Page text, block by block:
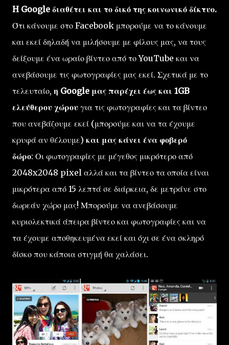
H Google διαθέτει και το δικό της κοινωνικό δίκτυο.
Ότι κάνουμε στο Facebook μπορούμε να το κάνουμε
και εκεί δηλαδή να μιλήσουμε με φίλους μας, να τους
δείξουμε ένα ωραίο βίντεο από το YouTube και να
ανεβάσουμε τις φωτογραφίες μας εκεί. Σχετικά με το
τελευταίο, η Google μας παρέχει έως και 1GB
ελεύθερου χώρου για τις φωτογραφίες και τα βίντεο
που ανεβάζουμε εκεί (μπορούμε και να τα έχουμε
κρυφά αν θέλουμε) και μας κάνει ένα φοβερό
δώρο: Οι φωτογραφίες με μέγεθος μικρότερο από
2048x2048 pixel αλλά και τα βίντεο τα οποία είναι
μικρότερα από 15 λεπτά σε διάρκεια, δε μετράνε στο
δωρεάν χώρο μας! Μπορούμε να ανεβάσουμε
κυριολεκτικά άπειρα βίντεο και φωτογραφίες και να
τα έχουμε αποθηκευμένα εκεί και όχι σε ένα σκληρό
δίσκο που κάποια στιγμή θα χαλάσει.